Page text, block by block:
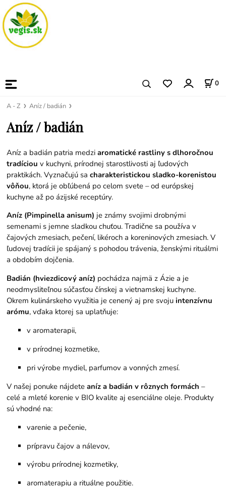
0
A - Z Aníz / badián
Aníz / badián
Aníz a badián patria medziaromatické rastliny s dlhoročnou
tradíciou v kuchyni, prírodnej starostlivosti aj ľudových
praktikách. Vyznačujú sacharakteristickou sladko-korenistou
vôňou, ktorá je obľúbená po celom svete – od európskej
kuchyne až po ázijské receptúry.
Aníz (Pimpinella anisum) je známy svojimi drobnými
semenami s jemne sladkou chuťou. Tradične sa používa v
čajových zmesiach, pečení, likéroch a koreninových zmesiach. V
ľudovej tradícii je spájaný s pohodou trávenia, ženskými rituálmi
a obdobím dojčenia.
Badián (hviezdicový aníz) pochádza najmä z Ázie a je
neodmysliteľnou súčasťou čínskej a vietnamskej kuchyne.
Okrem kulinárskeho využitia je cenený aj pre svojuintenzívnu
arómu, vďaka ktorej sa uplatňuje:
v aromaterapii,
v prírodnej kozmetike,
pri výrobe mydiel, parfumov a vonných zmesí.
V našej ponuke nájdeteaníz a badián v rôznych formách –
celé a mleté korenie v BIO kvalite aj esenciálne oleje. Produkty
sú vhodné na:
varenie a pečenie,
prípravu čajov a nálevov,
výrobu prírodnej kozmetiky,
aromaterapiu a rituálne použitie.